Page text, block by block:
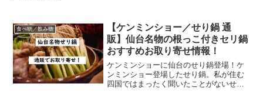
食べ物／飲み物
【ケンミンショー／せり鍋 通
販】仙台名物の根っこ付きセリ鍋
おすすめお取り寄せ情報！
ケンミンショーに仙台のせり鍋登場！ケ
ンミンショー登場したせり鍋。私が住む
四国ではまったく聞いたことがないせり